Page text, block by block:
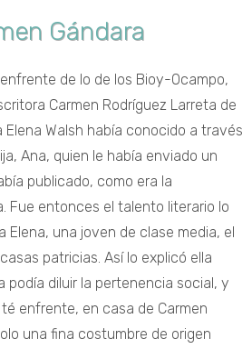
Gándara
de lo de los Bioy-Ocampo,
Carmen Rodríguez Larreta de
Elena Walsh había conocido a través
Ana, quien le había enviado un
publicado, como era la
Fue entonces el talento literario lo
Elena, una joven de clase media, el
patricias. Así lo explicó ella
podía diluir la pertenencia social, y
enfrente, en casa de Carmen
una fina costumbre de origen